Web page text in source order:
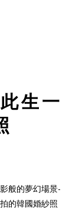
生一